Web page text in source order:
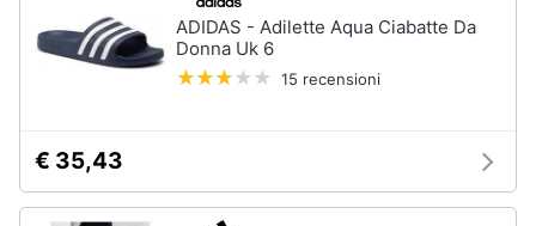
ADIDAS - Adilette Aqua Ciabatte Da
Donna Uk 6
15 recensioni
€ 35,43